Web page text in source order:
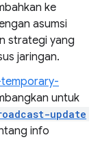
ke
asumsi
strategi yang
jaringan.
untuk
update
info